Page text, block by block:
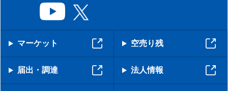
マーケット 空売り残
届出・調達 法人情報